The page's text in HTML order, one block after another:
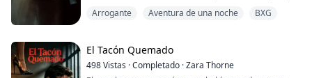
Era encantador y tenía un cuerpo de acero. Después
Con el fin de reclamar su herencia, necesita una
esposa, ¡pronto!
Con un coche averiado y dos dólares a mi nombre, un
Arrogante Aventura de una noche BXG
El Tacón Quemado
498Vistas ·Completado ·Zara Thorne